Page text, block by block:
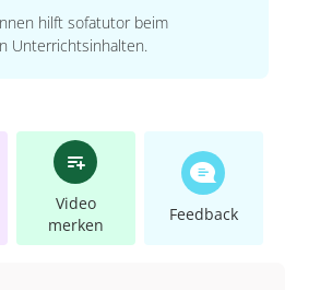
hilft sofatutor beim
Unterrichtsinhalten.
Video
merken
Feedback